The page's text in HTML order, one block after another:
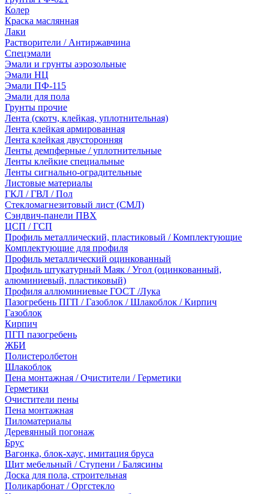
Колер
Краска маслянная
Лаки
Растворители / Антиржавчина
Спецэмали
Эмали и грунты аэрозольные
Эмали НЦ
Эмали ПФ-115
Эмали для пола
Грунты прочие
Лента (скотч, клейкая, уплотнительная)
Лента клейкая армированная
Лента клейкая двусторонняя
Ленты демпферные / уплотнительные
Ленты клейкие специальные
Ленты сигнально-оградительные
Листовые материалы
ГКЛ / ГВЛ / Пол
Стекломагнезитовый лист (СМЛ)
Сэндвич-панели ПВХ
ЦСП / ГСП
Профиль металлический, пластиковый / Комплектующие
Комплектующие для профиля
Профиль металлический оцинкованный
Профиль штукатурный Маяк / Угол (оцинкованный,
алюминиевый, пластиковый)
Профиля аллюминиевые ГОСТ /Лука
Пазогребень ПГП / Газоблок / Шлакоблок / Кирпич
Газоблок
Кирпич
ПГП пазогребень
ЖБИ
Полистеролбетон
Шлакоблок
Пена монтажная / Очистители / Герметики
Герметики
Очистители пены
Пена монтажная
Пиломатериалы
Деревянный погонаж
Брус
Вагонка, блок-хаус, имитация бруса
Щит мебельный / Ступени / Балясины
Доска для пола, строительная
Поликарбонат / Оргстекло